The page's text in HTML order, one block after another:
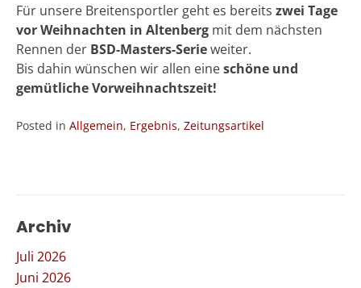
Für unsere Breitensportler geht es bereits zwei Tage
vor Weihnachten in Altenberg mit dem nächsten
Rennen der BSD-Masters-Serieweiter.
Bis dahin wünschen wir allen eineschöne und
gemütliche Vorweihnachtszeit!
Posted in Allgemein, Ergebnis, Zeitungsartikel
Archiv
Juli 2026
Juni 2026